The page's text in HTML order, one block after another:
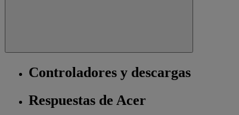
Controladores y descargas
Respuestas de Acer